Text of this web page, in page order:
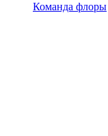
Команда флоры